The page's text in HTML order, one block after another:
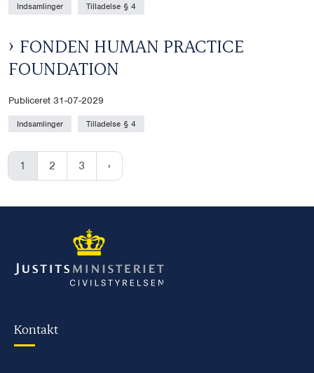
Indsamlinger Tilladelse § 4
FONDEN HUMAN PRACTICE
FOUNDATION
Publiceret 31-07-2029
Indsamlinger Tilladelse § 4
1 2 3
Kontakt